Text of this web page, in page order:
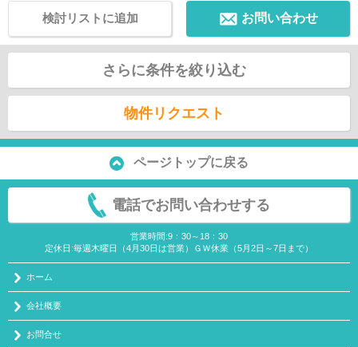
お問い合わせ
検討リストに追加
さらに条件を絞り込む
物件リクエスト
ページトップに戻る
電話でお問い合わせする
営業時間:9：30～18：30
定休日:毎週木曜日（4月30日は営業）ＧＷ休業（5月2日～7日まで）
ホーム
会社概要
お問合せ